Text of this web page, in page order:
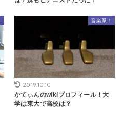
音楽系！
2019.10.10
かてぃんのwikiプロフィール！大
学は東大で高校は？